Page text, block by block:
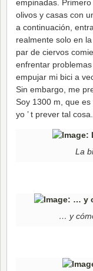
empinadas.
olivos y casas con
a continuación,
realmente solo en
par de ciervos
enfrentar
empujar mi bici a
Sin embargo, me
Soy 1300 m, que
yo ’ t prever tal cosa.
La
… y